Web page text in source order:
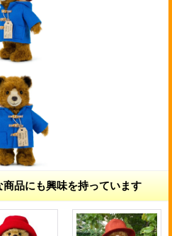
品にも興味を持っています